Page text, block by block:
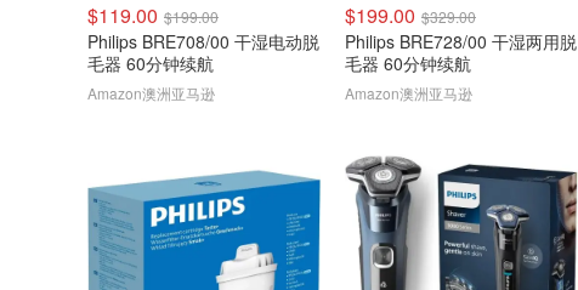
$119.00 $199.00
Philips BRE708/00 干湿电动脱
毛器 60分钟续航
Amazon澳洲亚马逊
$199.00 $329.00
Philips BRE728/00 干湿两用脱
毛器 60分钟续航
Amazon澳洲亚马逊